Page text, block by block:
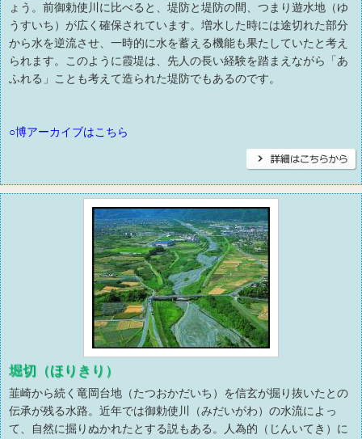
ょう。前御勅使川に比べると、堤防と堤防の間、つまり遊水地（ゆ
うすいち）が広く確保されています。増水した時には途切れた部分
から水を逆流させ、一時的に水を蓄える機能も果たしていたと考え
られます。このように霞堤は、先人の長い経験を踏まえながら「あ
ふれる」ことも考えて造られた堤防でもあるのです。
○博アーカイブはこちら
堀切（ほりきり）
韮崎から続く竜岡台地（たつおかだいち）を信玄が掘り抜いたとの
伝承が残る水路。近年では御勅使川（みだいがわ）の水流によっ
て、自然に掘りぬかれたとする説もある。人為的（じんいてき）に